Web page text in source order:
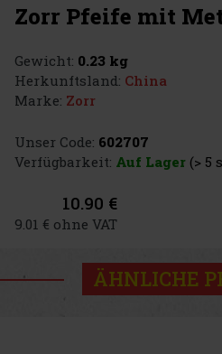
Zorr Pfeife mit
Gewicht: 0.23 kg
Herkunftsland: China
Marke: Zorr
Unser Code: 602707
Verfügbarkeit: Auf Lager (> 5
10.90 €
9.01 € ohne VAT
ÄHNLICHE